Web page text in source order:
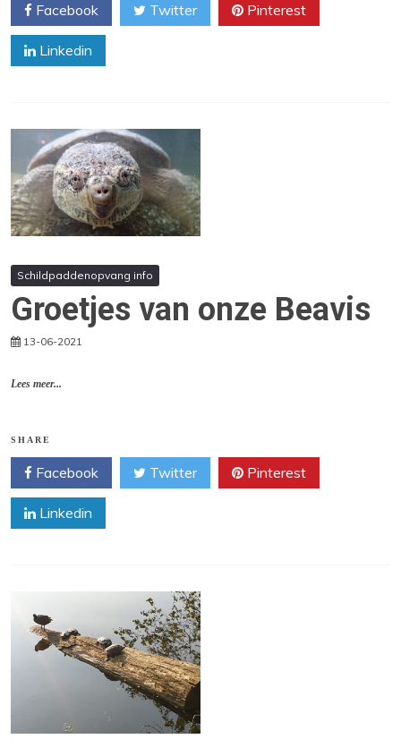
Facebook Twitter Pinterest
Linkedin
Schildpaddenopvang info
Groetjes van onze Beavis
13-06-2021
Lees meer...
SHARE
Facebook Twitter Pinterest
Linkedin